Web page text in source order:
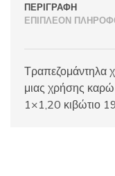
ΠΕΡΙΓΡΑΦΉ
ΕΠΙΠΛΈΟΝ
Τραπεζομάντηλα
μιας χρήσης
1×1,20 κιβώτιο